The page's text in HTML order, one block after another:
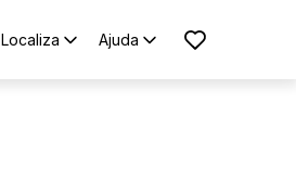
Localiza Ajuda